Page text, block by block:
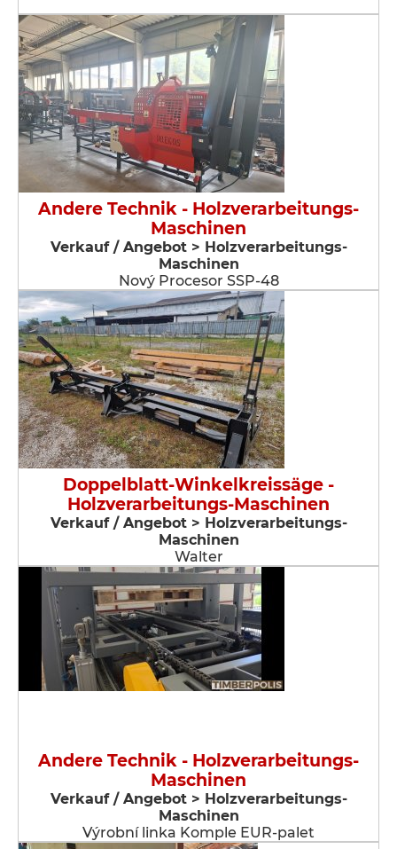
Andere Technik - Holzverarbeitungs-
Maschinen
Verkauf / Angebot > Holzverarbeitungs-
Maschinen
Nový Procesor SSP-48
Doppelblatt-Winkelkreissäge -
Holzverarbeitungs-Maschinen
Verkauf / Angebot > Holzverarbeitungs-
Maschinen
Walter
Andere Technik - Holzverarbeitungs-
Maschinen
Verkauf / Angebot > Holzverarbeitungs-
Maschinen
Výrobní linka Komple EUR-palet